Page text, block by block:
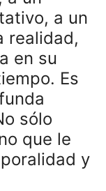
a un
realidad,
en su
Es
sólo
que le
y